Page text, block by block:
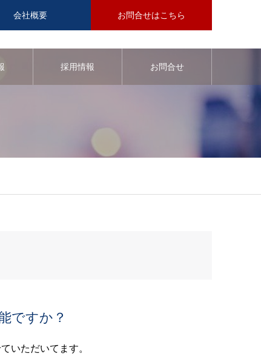
会社概要 お問合せはこちら
採用情報 お問合せ
ですか？
いただいてます。